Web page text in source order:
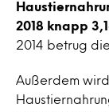
2018 knapp
2014 betrug
Außerdem